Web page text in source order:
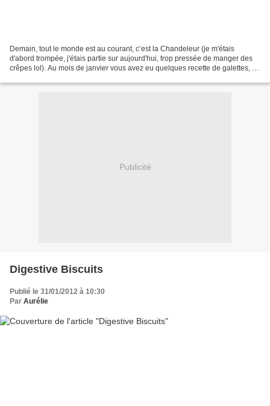
Demain, tout le monde est au courant, c’est la Chandeleur (je m'étais
d'abord trompée, j'étais partie sur aujourd'hui, trop pressée de manger des
crêpes lol). Au mois de janvier vous avez eu quelques recette de galettes, en
Publicité
Digestive Biscuits
Publié le 31/01/2012 à 10:30
Par Aurélie